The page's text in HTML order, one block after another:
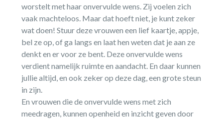
worstelt met haar onvervulde wens. Zij voelen zich
vaak machteloos. Maar dat hoeft niet, je kunt zeker
wat doen! Stuur deze vrouwen een lief kaartje, appje,
bel ze op, of ga langs en laat hen weten dat je aan ze
denkt en er voor ze bent. Deze onvervulde wens
verdient namelijk ruimte en aandacht. En daar kunnen
jullie altijd, en ook zeker op deze dag, een grote steun
in zijn.
En vrouwen die de onvervulde wens met zich
meedragen, kunnen openheid en inzicht geven door